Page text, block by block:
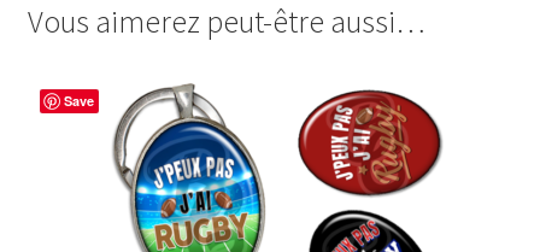
Vous aimerez peut-être aussi…
Save